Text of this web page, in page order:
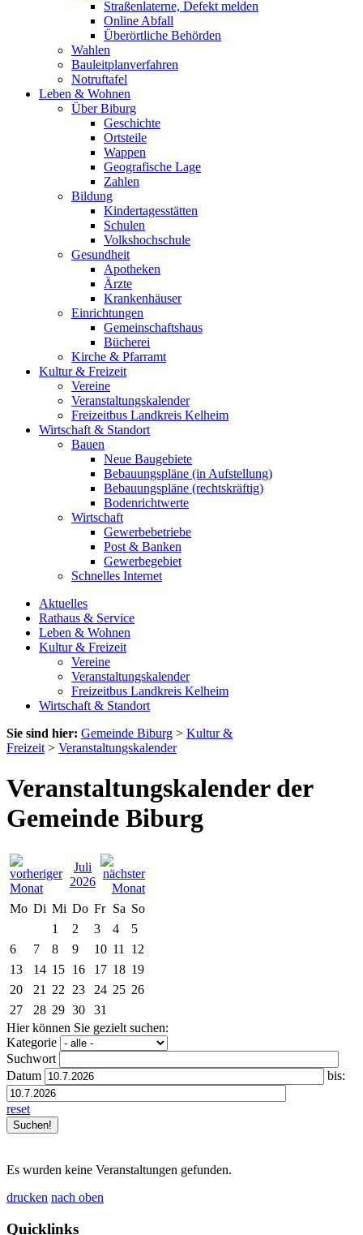
Straßenlaterne, Defekt melden
Online Abfall
Überörtliche Behörden
Wahlen
Bauleitplanverfahren
Notruftafel
Leben & Wohnen
Über Biburg
Geschichte
Ortsteile
Wappen
Geografische Lage
Zahlen
Bildung
Kindertagesstätten
Schulen
Volkshochschule
Gesundheit
Apotheken
Ärzte
Krankenhäuser
Einrichtungen
Gemeinschaftshaus
Bücherei
Kirche & Pfarramt
Kultur & Freizeit
Vereine
Veranstaltungskalender
Freizeitbus Landkreis Kelheim
Wirtschaft & Standort
Bauen
Neue Baugebiete
Bebauungspläne (in Aufstellung)
Bebauungspläne (rechtskräftig)
Bodenrichtwerte
Wirtschaft
Gewerbebetriebe
Post & Banken
Gewerbegebiet
Schnelles Internet
Aktuelles
Rathaus & Service
Leben & Wohnen
Kultur & Freizeit
Vereine
Veranstaltungskalender
Freizeitbus Landkreis Kelheim
Wirtschaft & Standort
Sie sind hier: Gemeinde Biburg > Kultur &
Freizeit > Veranstaltungskalender
Veranstaltungskalender der
Gemeinde Biburg
Juli
2026
Mo Di Mi Do Fr Sa So
1
2 3 4
5
6
7 8 9 10 11
12
13
14 15 16 17 18 19
20
21 22 23 24 25 26
27
28 29 30
31
Hier können Sie gezielt suchen:
Kategorie
Suchwort
Datum
bis:
reset
Es wurden keine Veranstaltungen gefunden.
drucken nach oben
Quicklinks